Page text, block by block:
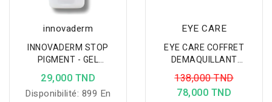
innovaderm
INNOVADERM STOP
PIGMENT - GEL
NETTOYANT 150ML
29,000 TND
Disponibilité: 899 En
EYE CARE
EYE CARE COFFRET
DEMAQUILLANT
BIPHASE+EYE LINER +
INTENSE MASCARA
GRATUIT
138,000 TND
78,000 TND